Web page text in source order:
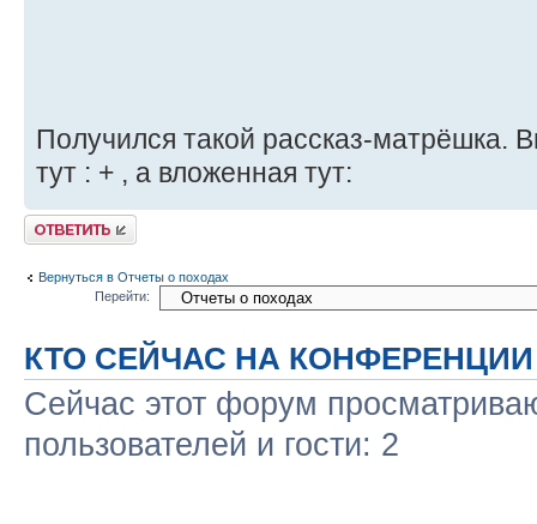
Получился такой рассказ-матрёшка.
тут : + , а вложенная тут:
Ответить
Вернуться в Отчеты о походах
Перейти:
КТО СЕЙЧАС НА КОНФЕРЕНЦИИ
Сейчас этот форум
пользователей и гости: 2